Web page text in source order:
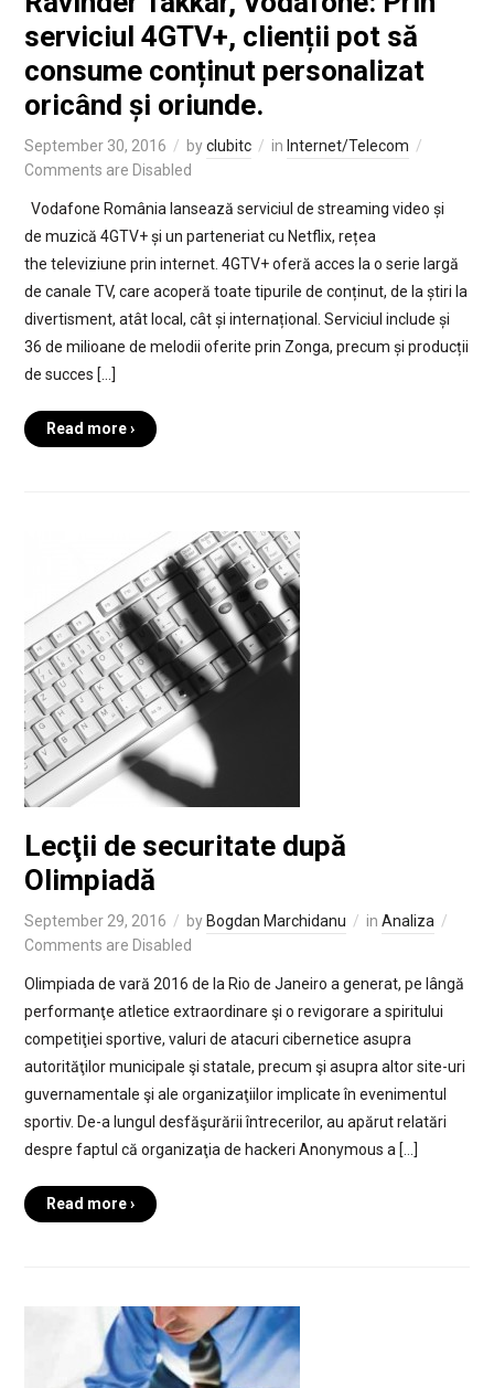
serviciul 4GTV+, clienții pot să
consume conținut personalizat
oricând și oriunde.
September 30, 2016 byclubitc in Internet/Telecom
Comments are Disabled
Vodafone România lansează serviciul de streaming video și
de muzică 4GTV+ și un parteneriat cu Netflix, rețea
the televiziune prin internet. 4GTV+ oferă acces la o serie largă
de canale TV, care acoperă toate tipurile de conținut, de la știri la
divertisment, atât local, cât și internațional. Serviciul include și
36 de milioane de melodii oferite prin Zonga, precum și producții
de succes […]
Read more ›
Lecţii de securitate după
Olimpiadă
September 29, 2016 by Bogdan Marchidanu in Analiza
Comments are Disabled
Olimpiada de vară 2016 de la Rio de Janeiro a generat, pe lângă
performanţe atletice extraordinare şi o revigorare a spiritului
competiţiei sportive, valuri de atacuri cibernetice asupra
autorităţilor municipale şi statale, precum şi asupra altor site-uri
guvernamentale şi ale organizaţiilor implicate în evenimentul
sportiv. De-a lungul desfăşurării întrecerilor, au apărut relatări
despre faptul că organizaţia de hackeri Anonymous a […]
Read more ›